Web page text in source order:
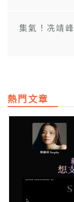
集氣！冼靖
熱門文章